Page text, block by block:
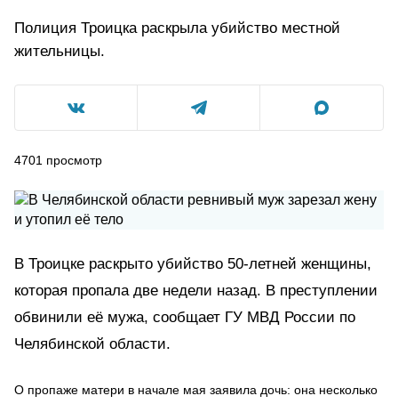
Полиция Троицка раскрыла убийство местной
жительницы.
4701 просмотр
В Троицке раскрыто убийство 50-летней женщины,
которая пропала две недели назад. В преступлении
обвинили её мужа, сообщает ГУ МВД России по
Челябинской области.
О пропаже матери в начале мая заявила дочь: она несколько